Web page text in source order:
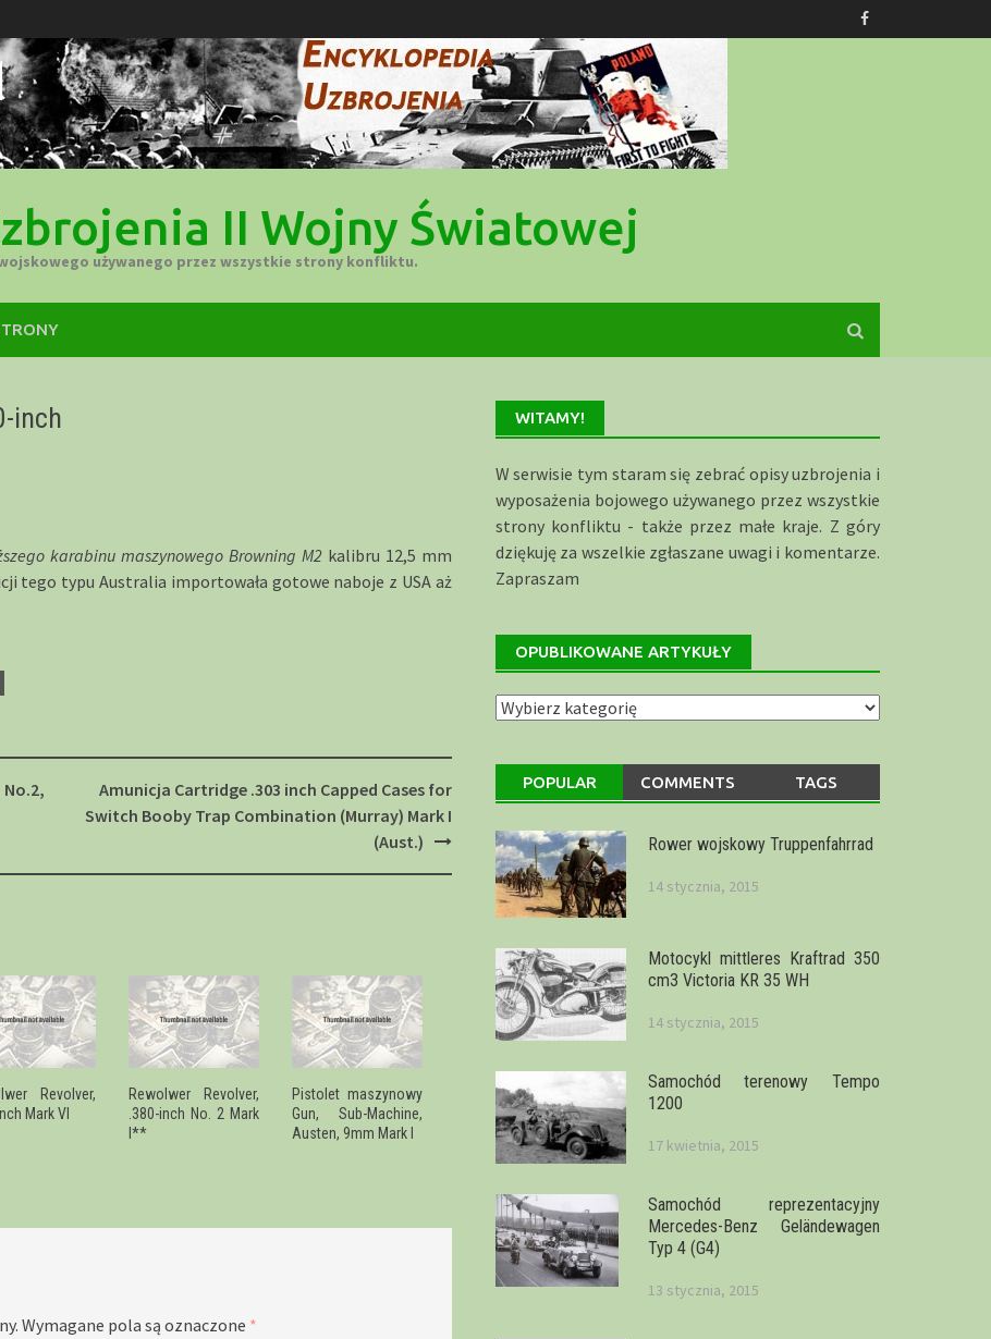
II Wojny Światowej
używanego przez wszystkie strony konfliktu.
inch
karabinu maszynowego Browning M2kalibru 12,5 mm
tego typu Australia importowała gotowe naboje z USA aż
Amunicja Cartridge .303 inch Capped Cases for
Switch Booby Trap Combination (Murray) Mark I
(Aust.)
Revolver,
Mark VI
Rewolwer Revolver,
.380-inch No. 2 Mark
I**
Pistolet maszynowy
Gun, Sub-Machine,
Austen, 9mm Mark I
Wymagane pola są oznaczone *
WITAMY!
W serwisie tym staram się zebrać opisy uzbrojenia i
wyposażenia bojowego używanego przez wszystkie
strony konfliktu - także przez małe kraje. Z góry
dziękuję za wszelkie zgłaszane uwagi i komentarze.
Zapraszam
OPUBLIKOWANE ARTYKUŁY
Opublikowane
POPULAR COMMENTS TAGS
Rower wojskowy Truppenfahrrad
14 stycznia, 2015
Motocykl mittleres Kraftrad 350
cm3 Victoria KR 35 WH
14 stycznia, 2015
Samochód terenowy Tempo
1200
17 kwietnia, 2015
Samochód reprezentacyjny
Mercedes-Benz Geländewagen
Typ 4 (G4)
13 stycznia, 2015